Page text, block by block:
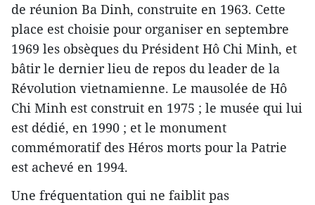
de réunion Ba Dinh, construite en 1963. Cette
place est choisie pour organiser en septembre
1969 les obsèques du Président Hô Chi Minh, et
bâtir le dernier lieu de repos du leader de la
Révolution vietnamienne. Le mausolée de Hô
Chi Minh est construit en 1975 ; le musée qui lui
est dédié, en 1990 ; et le monument
commémoratif des Héros morts pour la Patrie
est achevé en 1994.
Une fréquentation qui ne faiblit pas